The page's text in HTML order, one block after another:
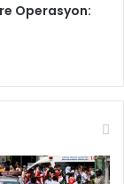
Operasyon: